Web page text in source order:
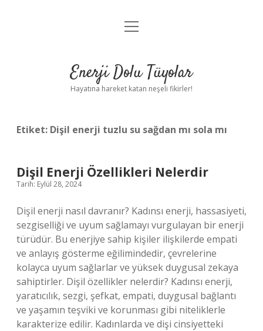
Anasayfa
Yasal Uyarı
menüyü
Enerji Dolu Tüyolar
Hayatına hareket katan neşeli fikirler!
Etiket: Dişil enerji tuzlu su sağdan mı sola mı
Dişil Enerji Özellikleri Nelerdir
Tarih: Eylül 28, 2024
Dişil enerji nasıl davranır? Kadınsı enerji, hassasiyeti,
sezgiselliği ve uyum sağlamayı vurgulayan bir enerji
türüdür. Bu enerjiye sahip kişiler ilişkilerde empati
ve anlayış gösterme eğilimindedir, çevrelerine
kolayca uyum sağlarlar ve yüksek duygusal zekaya
sahiptirler. Dişil özellikler nelerdir? Kadınsı enerji,
yaratıcılık, sezgi, şefkat, empati, duygusal bağlantı
ve yaşamın teşviki ve korunması gibi niteliklerle
karakterize edilir. Kadınlarda ve dişi cinsiyetteki